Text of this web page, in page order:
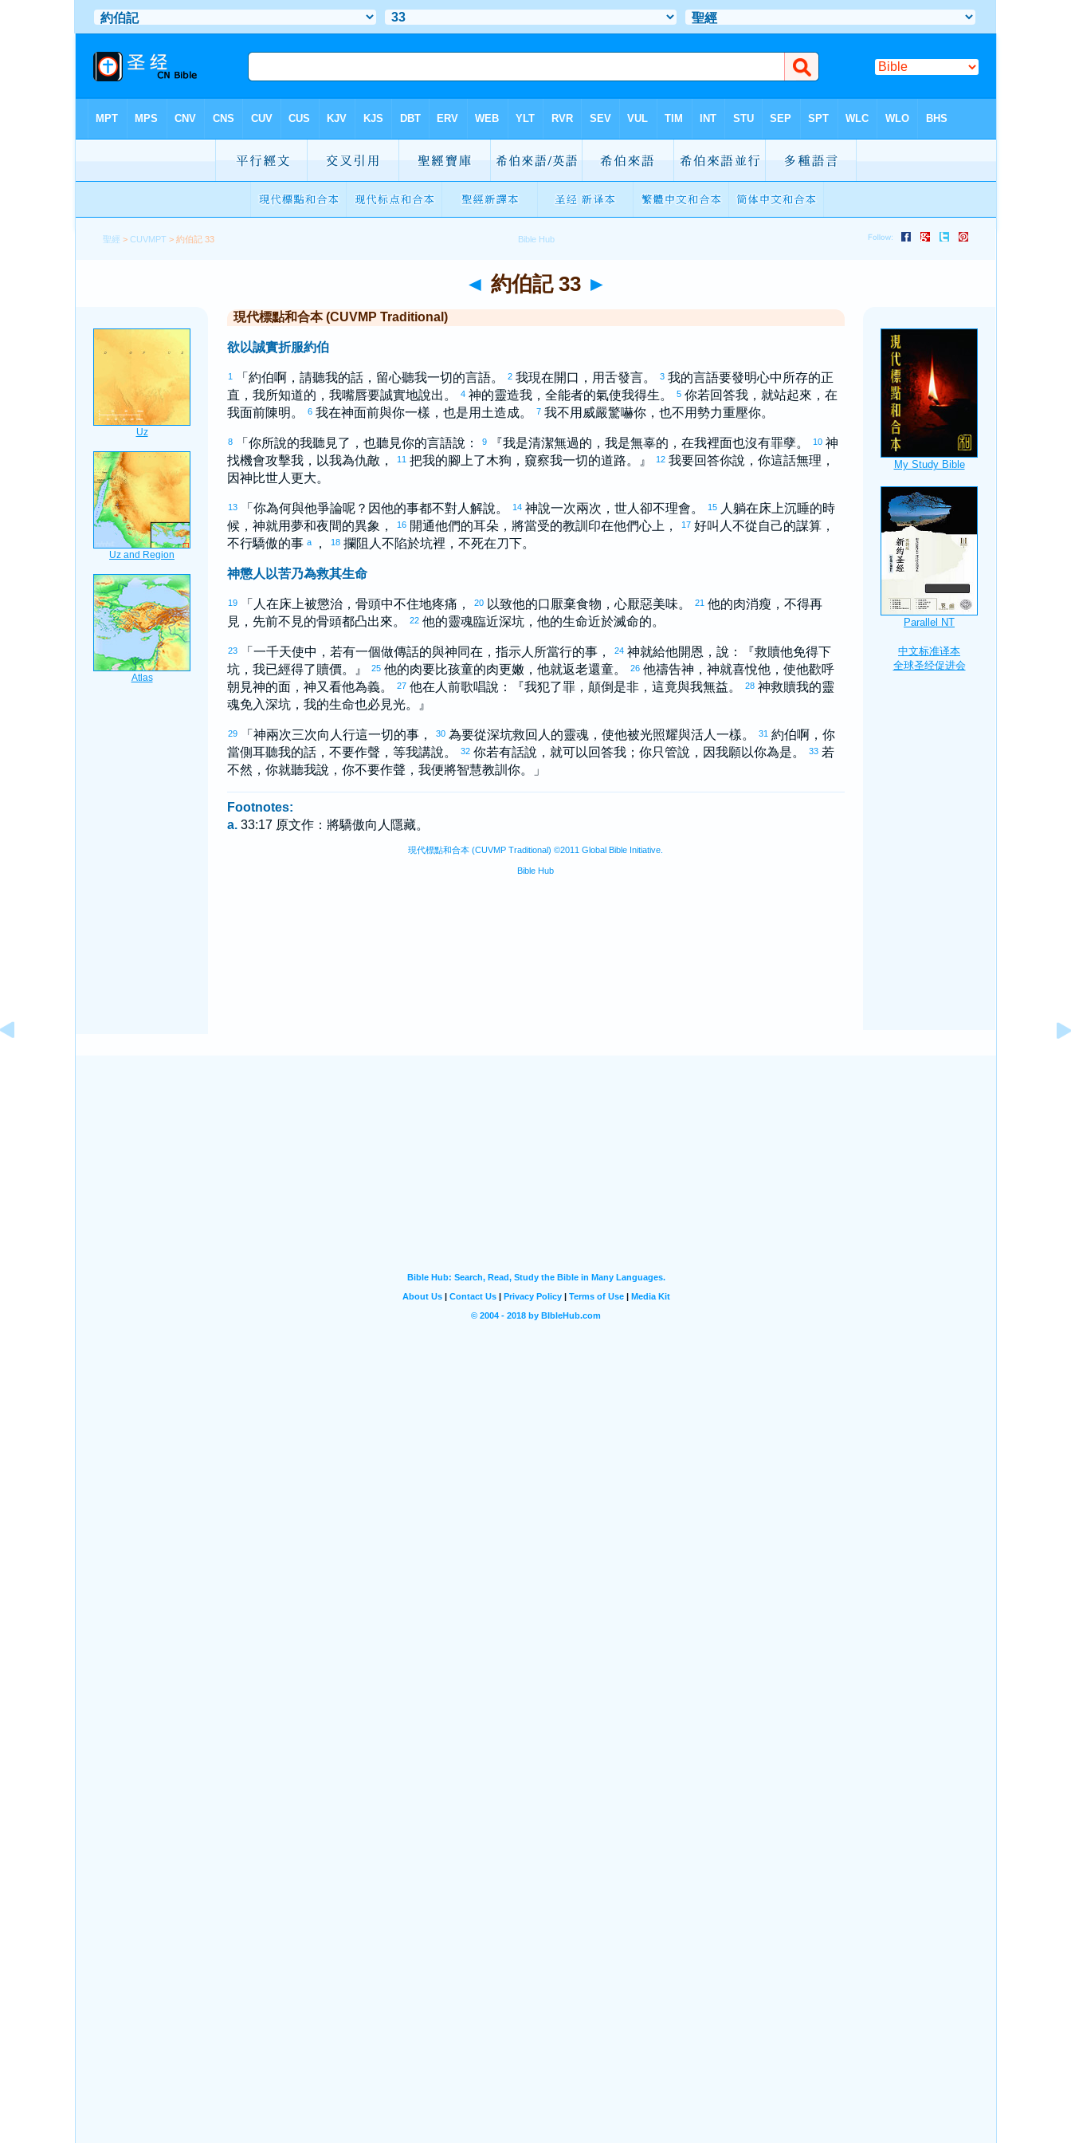
聖經 >CUVMPT > 約伯記 33
◄ 約伯記 33 ►
現代標點和合本 (CUVMP Traditional)
欲以誠實折服約伯
1 「 約伯啊，請聽我的話，留心聽我一切的言語。 2 我現在開口，用舌發言。 3 我的言語要發明心中所存的正
直，我所知道的，我嘴唇要誠實地說出。
4 神的靈造我，全能者的氣使我得生。 5 你若回答我，就站起來，在
我面前陳明。
6 我在神面前與你一樣，也是用土造成。 7 我不用威嚴驚嚇你，也不用勢力重壓你。
8 「你所說的我聽見了，也聽見你的言語說： 9 『我是清潔無過的，我是無辜的，在我裡面也沒有罪孽。 10 神
找機會攻擊我，以我為仇敵，
11 把我的腳上了木狗，窺察我一切的道路。』 12 我要回答你說，你這話無理，
因神比世人更大。
13 「你為何與他爭論呢？因他的事都不對人解說。 14 神說一次兩次，世人卻不理會。 15 人躺在床上沉睡的時
候，神就用夢和夜間的異象，
16 開通他們的耳朵，將當受的教訓印在他們心上， 17 好叫人不從自己的謀算，
不行驕傲的事 a ， 18 攔阻人不陷於坑裡，不死在刀下。
神懲人以苦乃為救其生命
19 「人在床上被懲治，骨頭中不住地疼痛， 20 以致他的口厭棄食物，心厭惡美味。 21 他的肉消瘦，不得再
見，先前不見的骨頭都凸出來。
22 他的靈魂臨近深坑，他的生命近於滅命的。
23 「一千天使中，若有一個做傳話的與神同在，指示人所當行的事， 24 神就給他開恩，說：『救贖他免得下
坑，我已經得了贖價。』
25 他的肉要比孩童的肉更嫩，他就返老還童。 26 他禱告神，神就喜悅他，使他歡呼
朝見神的面，神又看他為義。
27 他在人前歌唱說：『我犯了罪，顛倒是非，這竟與我無益。 28 神救贖我的靈
魂免入深坑，我的生命也必見光。』
29 「神兩次三次向人行這一切的事， 30 為要從深坑救回人的靈魂，使他被光照耀與活人一樣。 31 約伯啊，你
當側耳聽我的話，不要作聲，等我講說。
32 你若有話說，就可以回答我；你只管說，因我願以你為是。 33 若
不然，你就聽我說，你不要作聲，我便將智慧教訓你。」
Footnotes:
a. 33:17 原文作：將驕傲向人隱藏。
現代標點和合本 (CUVMP Traditional) ©2011 Global Bible Initiative.
Bible Hub